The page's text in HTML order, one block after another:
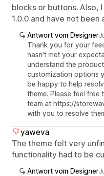
blocks or buttons. Also,
1.0.0 and have not been
Antwort vom Designer
Thank you for your
hasn't met your
understand the
customization options
be happy to help
theme. Please feel
team at https://
with you to resolve
yaweva
The theme felt very
functionality had to be
Antwort vom Designer